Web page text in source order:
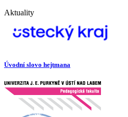
Aktuality
Úvodní slovo hejtmana